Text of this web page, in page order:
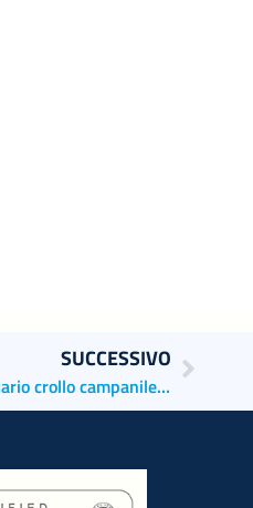
SUCCESSIVO
AdSPMAS presente alla conferenza stampa per il 120° anniversario crollo campanile di San Marco